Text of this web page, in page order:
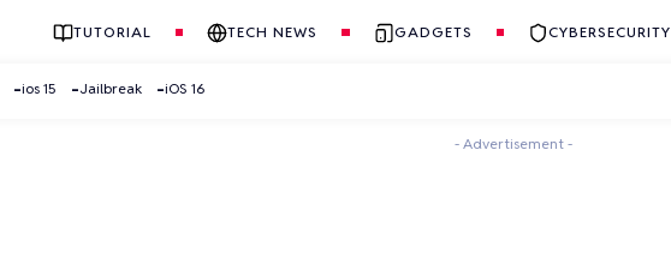
TUTORIAL TECH NEWS GADGETS CYBERSECURITY
ios 15 Jailbreak iOS 16
- Advertisement -